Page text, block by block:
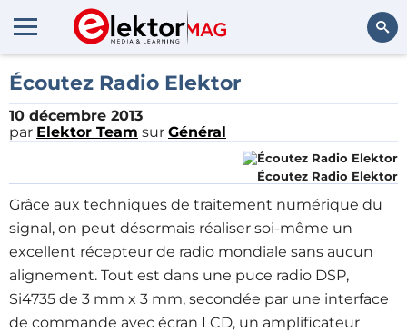
Écoutez Radio Elektor
10 décembre 2013
par Elektor Team sur Général
Écoutez Radio Elektor
Grâce aux techniques de traitement numérique du
signal, on peut désormais réaliser soi-même un
excellent récepteur de radio mondiale sans aucun
alignement. Tout est dans une puce radio DSP,
Si4735 de 3 mm x 3 mm, secondée par une interface
de commande avec écran LCD, un amplificateur